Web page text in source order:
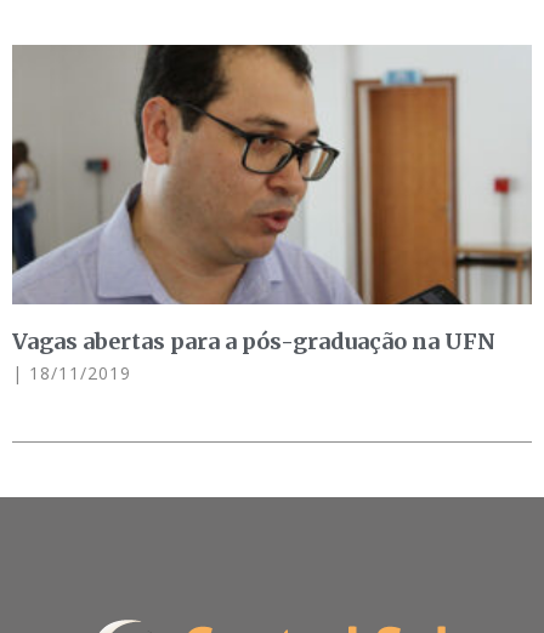
Vagas abertas para a pós-graduação na UFN
18/11/2019